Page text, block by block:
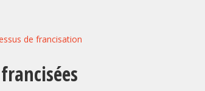
de francisation